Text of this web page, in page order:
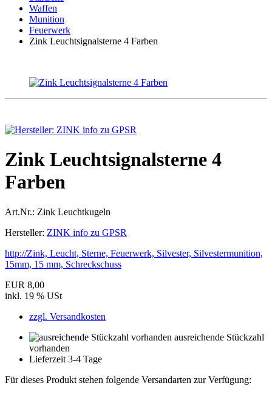
Waffen
Munition
Feuerwerk
Zink Leuchtsignalsterne 4 Farben
Zink Leuchtsignalsterne 4
Farben
Art.Nr.: Zink Leuchtkugeln
Hersteller: ZINK info zu GPSR
http://Zink, Leucht, Sterne, Feuerwerk, Silvester, Silvestermunition,
15mm, 15 mm, Schreckschuss
EUR 8,00
inkl. 19 % USt
zzgl. Versandkosten
ausreichende Stückzahl
vorhanden
Lieferzeit 3-4 Tage
Für dieses Produkt stehen folgende Versandarten zur Verfügung: